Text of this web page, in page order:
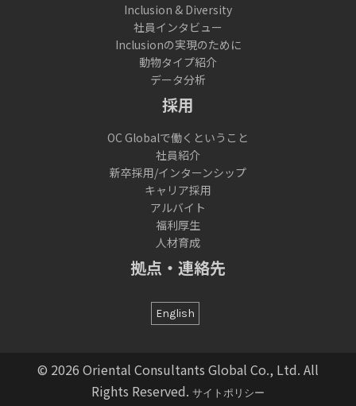
Inclusion & Diversity
社員インタビュー
Inclusionの実現のために
動物タイプ紹介
データ分析
採用
OC Globalで働くということ
社員紹介
新卒採用/インターンシップ
キャリア採用
アルバイト
福利厚生
人材育成
拠点・連絡先
English
© 2026 Oriental Consultants Global Co., Ltd. All
Rights Reserved. サイトポリシー